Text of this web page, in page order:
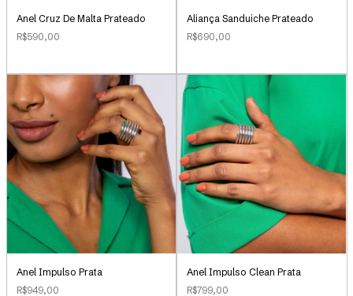
Anel Cruz De Malta Prateado
R$590,00
Aliança Sanduiche Prateado
R$690,00
Anel Impulso Prata
R$949,00
Anel Impulso Clean Prata
R$799,00